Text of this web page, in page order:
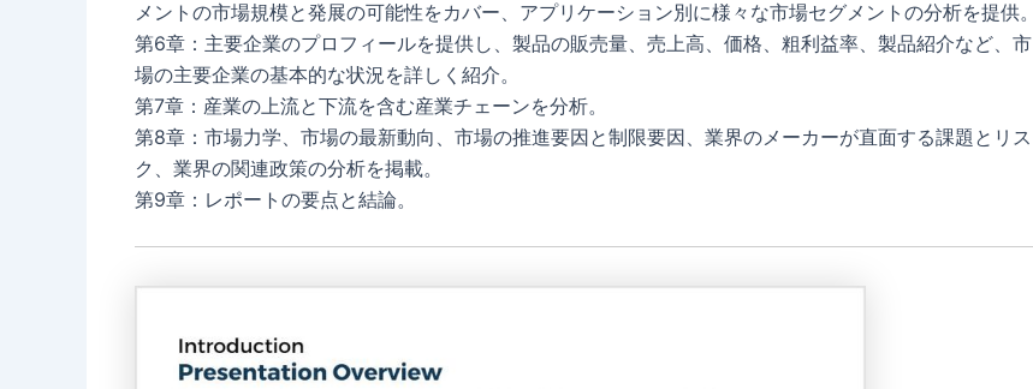
メントの市場規模と発展の可能性をカバー、アプリケーション別に様々な市場セグメントの分析を提供。
第6章：主要企業のプロフィールを提供し、製品の販売量、売上高、価格、粗利益率、製品紹介など、市
場の主要企業の基本的な状況を詳しく紹介。
第7章：産業の上流と下流を含む産業チェーンを分析。
第8章：市場力学、市場の最新動向、市場の推進要因と制限要因、業界のメーカーが直面する課題とリス
ク、業界の関連政策の分析を掲載。
第9章：レポートの要点と結論。